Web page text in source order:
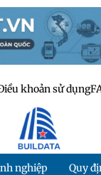
khoản sử dụng
nghiệp Quy